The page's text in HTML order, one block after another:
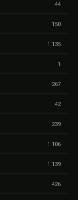
44
150
1.135
1
267
42
239
1.106
1.139
426